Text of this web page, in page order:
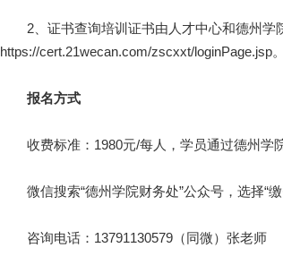
2、证书查询培训证书由人才中心和德州学
https://cert.21wecan.com/zscxxt/loginPage.jsp。
报名方式
收费标准：1980元/每人，学员通过德州学院
微信搜索“德州学院财务处”公众号，选择“缴
咨询电话：13791130579（同微）张老师